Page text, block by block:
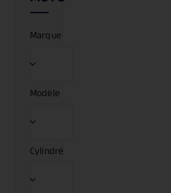
Marque
Modèle
Cylindré